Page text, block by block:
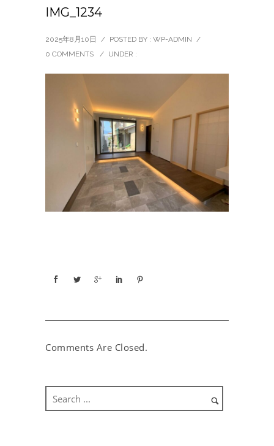
IMG_1234
2025年8月10日 / POSTED BY : WP-ADMIN /
0 COMMENTS
/ UNDER :
Comments Are Closed.